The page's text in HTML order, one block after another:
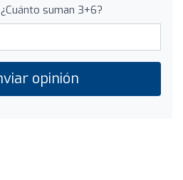
suman 3+6?
opinión